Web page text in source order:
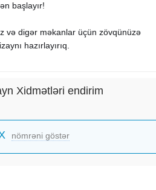
başlayır!
və digər məkanlar üçün zövqünüzə
hazırlayırıq.
üslubda dizayn
üçün keçərlidir!
Xidmətləri endirim
nömrəni göstər